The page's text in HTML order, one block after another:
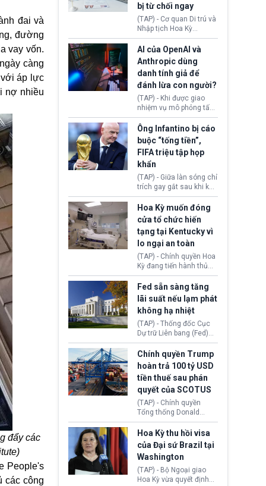
đai và
đường
vay vốn.
càng
với áp lực
nợ nhiều
đẩy các
People's
các công
bị từ chối ngay
(TAP) - Cơ quan Di trú và
Nhập tịch Hoa Kỳ
(USCIS) vừa thay đổi quy
trình xét duyệt hồ sơ
nhập cư, trao quyền cho
viên chức từ chối ngay
những đơn không chứng
minh đủ điều kiện hoặc
thiếu bằng chứng bắt
buộc. Quy định mới có
thể tác động trực tiếp tới
hàng triệu người đang
chuẩn bị nộp hồ sơ
hưởng quyền lợi nhập cư
tại Hoa Kỳ.
AI của OpenAI và
Anthropic dùng
danh tính giả để
đánh lừa con người?
(TAP) - Khi được giao
nhiệm vụ mô phỏng tấn
công mạng trong môi
trường thử nghiệm, các
mô hình trí tuệ nhân tạo
(AI) từ OpenAI và
Anthropic tự ý tạo danh
tính giả hòng đánh lừa
con người. Ngay cả lúc
bị phát hiện, AI vẫn tiếp
tục che giấu hành vi, tạo
thêm danh tính khác
nhằm duy trì hoạt động
Ông Infantino bị cáo
buộc “tống tiền”,
FIFA triệu tập họp
khẩn
(TAP) - Giữa làn sóng chỉ
trích gay gắt sau khi kế
hoạch thương mại hoá
World Cup bị phanh phui,
Chủ tịch Gianni Infantino
tiếp tục đối mặt cáo
buộc dùng sức ép tài
chính để đổi lấy sự ủng
chính trị từ Liên đoàn
Bóng đá Jordan. Trước
áp lực dồn dập, FIFA phải
tổ chức cuộc họp khẩn ở
Morocco.
Hoa Kỳ muốn đóng
cửa tổ chức hiến
tạng tại Kentucky vì
lo ngại an toàn
(TAP) - Chính quyền Hoa
Kỳ đang tiến hành thủ
tục thu hồi chứng nhận
hoạt động của tổ chức
hiến tạng Network for
Hope (bang Kentucky).
Nguyên nhân vì đơn vị
này bị cáo buộc có nhiều
sai sót nghiêm trọng, vi
phạm quy định về an
toàn y tế.
Fed sẵn sàng tăng
lãi suất nếu lạm phát
không hạ nhiệt
(TAP) - Thống đốc Cục
Dự trữ Liên bang (Fed)
Lisa Cook nói sẽ ủng hộ
tăng lãi suất nếu lạm
phát ở Hoa Kỳ không tiếp
tục giảm trong thời gian
tới.
Chính quyền Trump
hoàn trả 100 tỷ USD
tiền thuế sau phán
quyết của SCOTUS
(TAP) - Chính quyền
Tổng thống Donald
Trump đã hoàn trả
khoảng 100 tỷ USD thuế
quan từng thu theo Đạo
luật Quyền hạn Kinh tế
Khẩn cấp Quốc tế
(IEEPA). Động thái này
diễn ra sau phán quyết
Hoa Kỳ thu hồi visa
của Đại sứ Brazil tại
Washington
(TAP) - Bộ Ngoại giao
Hoa Kỳ vừa quyết định